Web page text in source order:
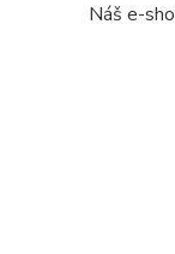
Náš e-